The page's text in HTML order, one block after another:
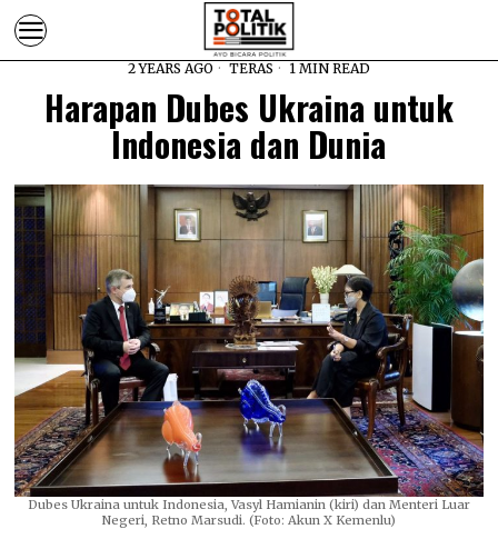
2 YEARS AGO TERAS 1 MIN READ
Harapan Dubes Ukraina untuk
Indonesia dan Dunia
Dubes Ukraina untuk Indonesia, Vasyl Hamianin (kiri) dan Menteri Luar
Negeri, Retno Marsudi. (Foto: Akun X Kemenlu)